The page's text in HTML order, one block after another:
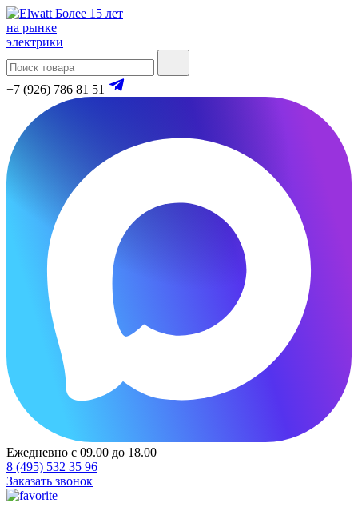
Более 15 лет
на рынке
электрики
+7 (926) 786 81 51
Ежедневно с 09.00 до 18.00
8 (495) 532 35 96
Заказать звонок